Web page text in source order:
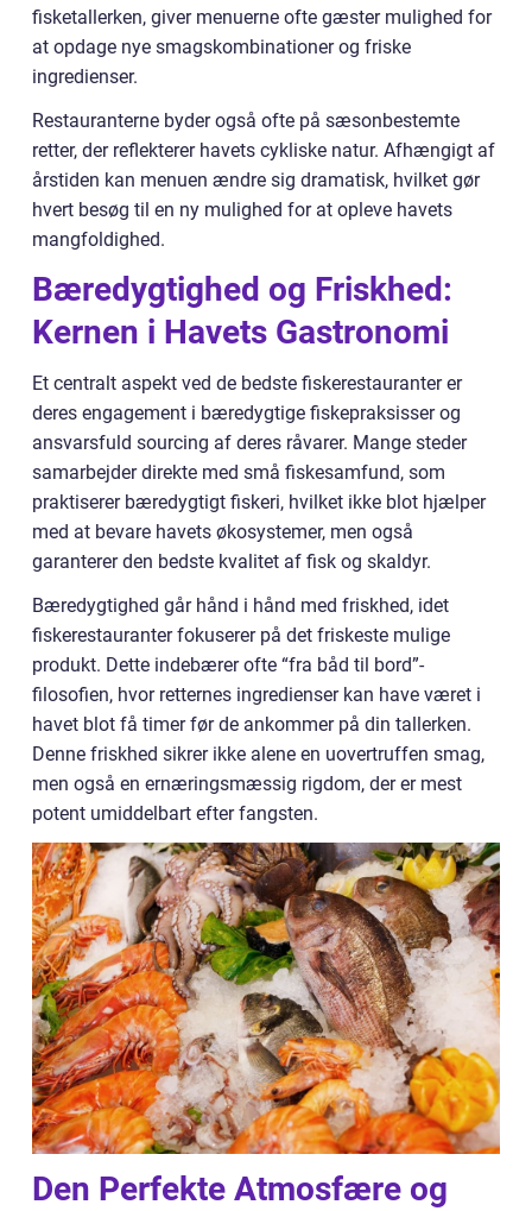
fisketallerken, giver menuerne ofte gæster mulighed for
at opdage nye smagskombinationer og friske
ingredienser.
Restauranterne byder også ofte på sæsonbestemte
retter, der reflekterer havets cykliske natur. Afhængigt af
årstiden kan menuen ændre sig dramatisk, hvilket gør
hvert besøg til en ny mulighed for at opleve havets
mangfoldighed.
Bæredygtighed og Friskhed:
Kernen i Havets Gastronomi
Et centralt aspekt ved de bedste fiskerestauranter er
deres engagement i bæredygtige fiskepraksisser og
ansvarsfuld sourcing af deres råvarer. Mange steder
samarbejder direkte med små fiskesamfund, som
praktiserer bæredygtigt fiskeri, hvilket ikke blot hjælper
med at bevare havets økosystemer, men også
garanterer den bedste kvalitet af fisk og skaldyr.
Bæredygtighed går hånd i hånd med friskhed, idet
fiskerestauranter fokuserer på det friskeste mulige
produkt. Dette indebærer ofte “fra båd til bord”-
filosofien, hvor retternes ingredienser kan have været i
havet blot få timer før de ankommer på din tallerken.
Denne friskhed sikrer ikke alene en uovertruffen smag,
men også en ernæringsmæssig rigdom, der er mest
potent umiddelbart efter fangsten.
Den Perfekte Atmosfære og